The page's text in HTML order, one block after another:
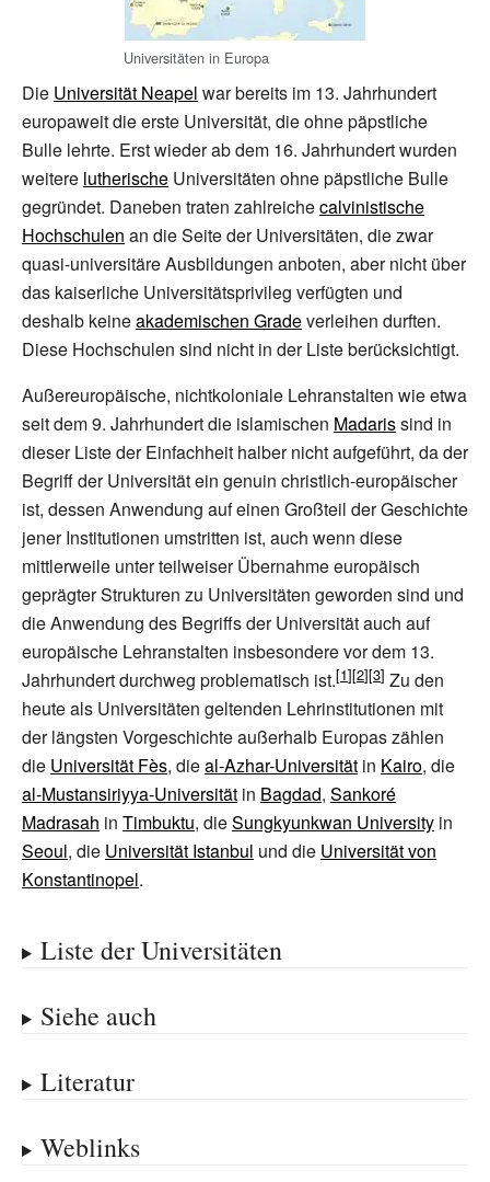
Universitäten in Europa
Die Universität Neapel war bereits im 13. Jahrhundert
europaweit die erste Universität, die ohne päpstliche
Bulle lehrte. Erst wieder ab dem 16. Jahrhundert wurden
weitere lutherische Universitäten ohne päpstliche Bulle
gegründet. Daneben traten zahlreichecalvinistische
Hochschulen an die Seite der Universitäten, die zwar
quasi-universitäre Ausbildungen anboten, aber nicht über
das kaiserliche Universitätsprivileg verfügten und
deshalb keineakademischen Gradeverleihen durften.
Diese Hochschulen sind nicht in der Liste berücksichtigt.
Außereuropäische, nichtkoloniale Lehranstalten wie etwa
seit dem 9. Jahrhundert die islamischen Madarissind in
dieser Liste der Einfachheit halber nicht aufgeführt, da der
Begriff der Universität ein genuin christlich-europäischer
ist, dessen Anwendung auf einen Großteil der Geschichte
jener Institutionen umstritten ist, auch wenn diese
mittlerweile unter teilweiser Übernahme europäisch
geprägter Strukturen zu Universitäten geworden sind und
die Anwendung des Begriffs der Universität auch auf
europäische Lehranstalten insbesondere vor dem 13.
Jahrhundert durchweg problematisch ist.
Zu den
heute als Universitäten geltenden Lehrinstitutionen mit
der längsten Vorgeschichte außerhalb Europas zählen
die Universität Fès, dieal-Azhar-Universität in Kairo, die
al-Mustansiriyya-Universität in Bagdad, Sankoré
Madrasah in Timbuktu, dieSungkyunkwan University in
Seoul, die Universität Istanbul und die Universität von
Konstantinopel.
Liste der Universitäten
Siehe auch
Literatur
Weblinks